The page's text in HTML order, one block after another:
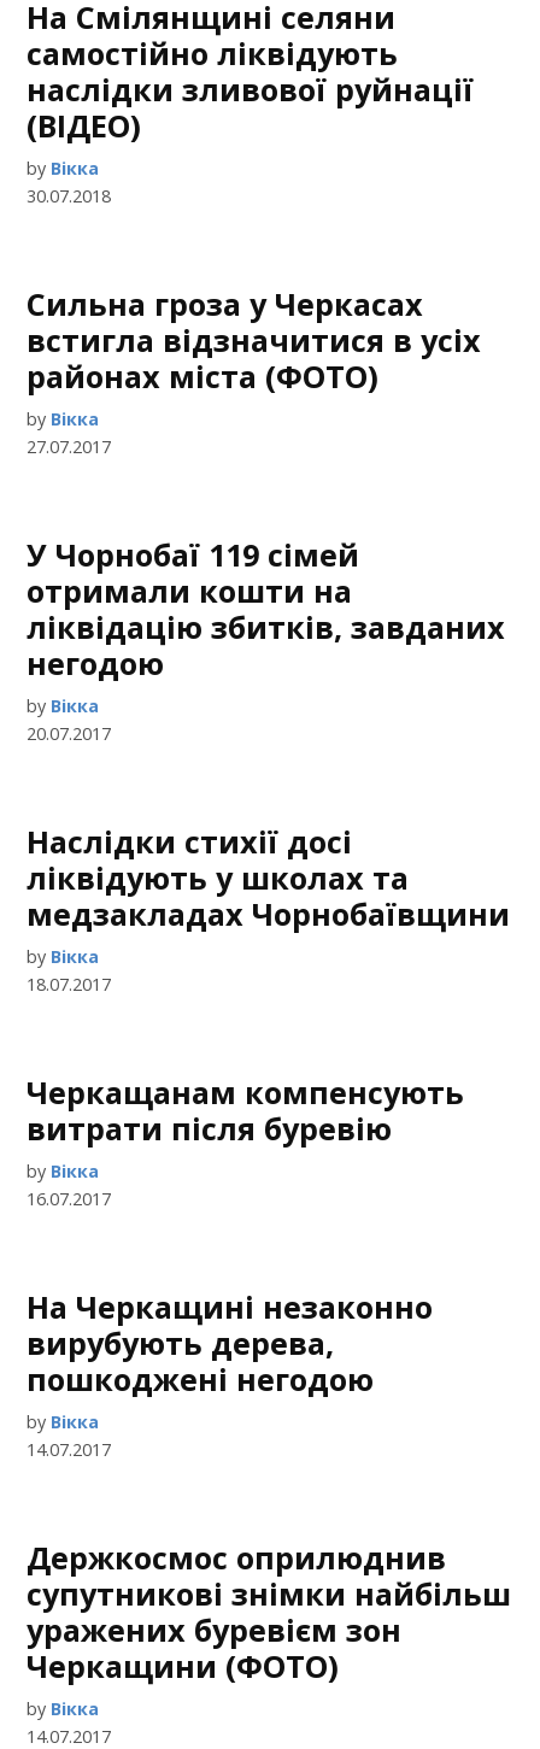
На Смілянщині селяни
самостійно ліквідують
наслідки зливової руйнації
(ВІДЕО)
by Вікка
30.07.2018
Сильна гроза у Черкасах
встигла відзначитися в усіх
районах міста (ФОТО)
by Вікка
27.07.2017
У Чорнобаї 119 сімей
отримали кошти на
ліквідацію збитків, завданих
негодою
by Вікка
20.07.2017
Наслідки стихії досі
ліквідують у школах та
медзакладах Чорнобаївщини
by Вікка
18.07.2017
Черкащанам компенсують
витрати після буревію
by Вікка
16.07.2017
На Черкащині незаконно
вирубують дерева,
пошкоджені негодою
by Вікка
14.07.2017
Держкосмос оприлюднив
супутникові знімки найбільш
уражених буревієм зон
Черкащини (ФОТО)
by Вікка
14.07.2017